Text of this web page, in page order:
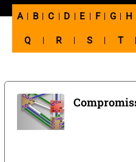
A B C D E F G H
Q R S T